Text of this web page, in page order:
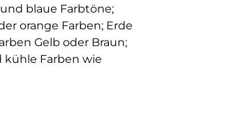
blaue Farbtöne;
orange Farben; Erde
Gelb oder Braun;
kühle Farben wie